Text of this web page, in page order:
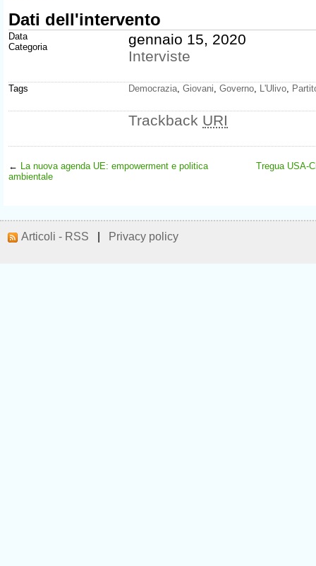
Dati dell'intervento
Data
Categoria
gennaio 15, 2020
Interviste
Tags Democrazia, Giovani, Governo, L'Ulivo,
Trackback URI
← La nuova agenda UE: empowerment e politica
ambientale
Tregua USA-
Articoli - RSS Privacy policy